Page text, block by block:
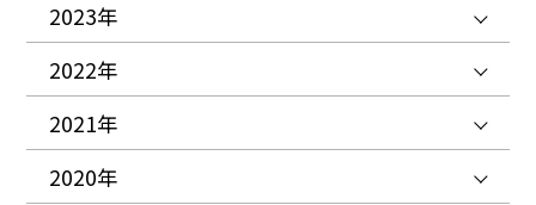
2023年
2022年
2021年
2020年